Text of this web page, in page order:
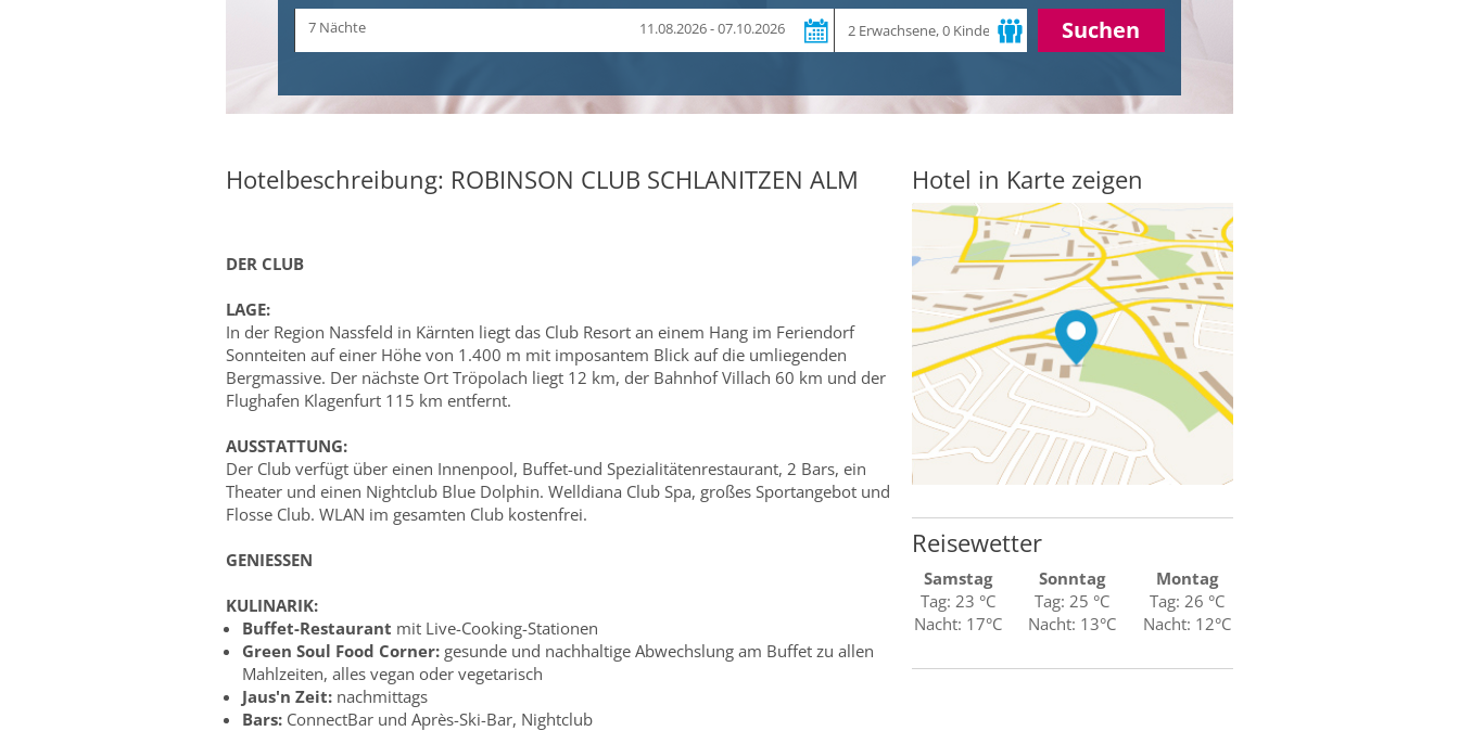
Zeitraum
7 Nächte 11.08.2026 - 07.10.2026 Suchen
Hotelbeschreibung: ROBINSON CLUB SCHLANITZEN ALM
DER CLUB
LAGE:
In der Region Nassfeld in Kärnten liegt das Club Resort an einem Hang im Feriendorf
Sonnteiten auf einer Höhe von 1.400 m mit imposantem Blick auf die umliegenden
Bergmassive. Der nächste Ort Tröpolach liegt 12 km, der Bahnhof Villach 60 km und der
Flughafen Klagenfurt 115 km entfernt.
AUSSTATTUNG:
Der Club verfügt über einen Innenpool, Buffet-und Spezialitätenrestaurant, 2 Bars, ein
Theater und einen Nightclub Blue Dolphin. Welldiana Club Spa, großes Sportangebot und
Flosse Club. WLAN im gesamten Club kostenfrei.
GENIESSEN
KULINARIK:
Buffet-Restaurant mit Live-Cooking-Stationen
Green Soul Food Corner: gesunde und nachhaltige Abwechslung am Buffet zu allen
Mahlzeiten, alles vegan oder vegetarisch
Jaus'n Zeit: nachmittags
Bars: ConnectBar und Après-Ski-Bar, Nightclub
Hotel in Karte zeigen
Reisewetter
Samstag
Tag: 23 °C
Nacht: 17°C
Sonntag
Tag: 25 °C
Nacht: 13°C
Montag
Tag: 26 °C
Nacht: 12°C